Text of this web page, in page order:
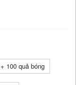
100 quả bóng